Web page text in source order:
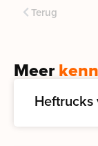
Terug
Meer